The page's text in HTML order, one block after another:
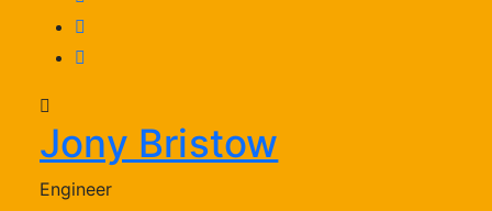
Jony Bristow
Engineer